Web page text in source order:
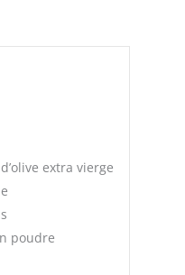
extra vierge
poudre